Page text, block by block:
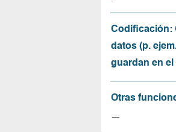
Codificación:
datos (p.
guardan en el
Otras
—